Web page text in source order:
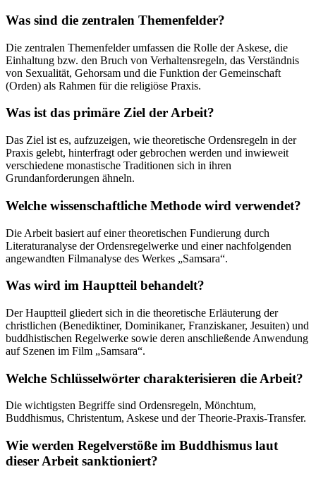
Was sind die zentralen Themenfelder?
Die zentralen Themenfelder umfassen die Rolle der Askese, die
Einhaltung bzw. den Bruch von Verhaltensregeln, das Verständnis
von Sexualität, Gehorsam und die Funktion der Gemeinschaft
(Orden) als Rahmen für die religiöse Praxis.
Was ist das primäre Ziel der Arbeit?
Das Ziel ist es, aufzuzeigen, wie theoretische Ordensregeln in der
Praxis gelebt, hinterfragt oder gebrochen werden und inwieweit
verschiedene monastische Traditionen sich in ihren
Grundanforderungen ähneln.
Welche wissenschaftliche Methode wird verwendet?
Die Arbeit basiert auf einer theoretischen Fundierung durch
Literaturanalyse der Ordensregelwerke und einer nachfolgenden
angewandten Filmanalyse des Werkes „Samsara“.
Was wird im Hauptteil behandelt?
Der Hauptteil gliedert sich in die theoretische Erläuterung der
christlichen (Benediktiner, Dominikaner, Franziskaner, Jesuiten) und
buddhistischen Regelwerke sowie deren anschließende Anwendung
auf Szenen im Film „Samsara“.
Welche Schlüsselwörter charakterisieren die Arbeit?
Die wichtigsten Begriffe sind Ordensregeln, Mönchtum,
Buddhismus, Christentum, Askese und der Theorie-Praxis-Transfer.
Wie werden Regelverstöße im Buddhismus laut
dieser Arbeit sanktioniert?